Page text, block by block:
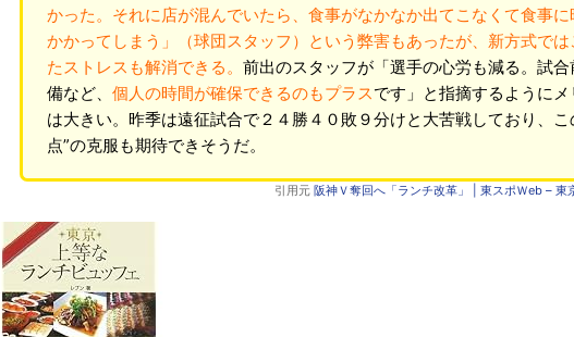
かった。それに店が混んでいたら、食事がなかなか出てこなくて食事に
かかってしまう」（球団スタッフ）という弊害もあったが、新方式では
たストレスも解消できる。 前出のスタッフが「選手の心労も減る。試合
備など、 個人の時間が確保できるのもプラスです」と指摘するようにメ
は大きい。昨季は遠征試合で２４勝４０敗９分けと大苦戦しており、こ
点”の克服も期待できそうだ。
引用元 阪神Ｖ奪回へ「ランチ改革」 | 東スポＷeb – 東